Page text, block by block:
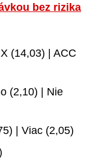
bez rizika
(14,03) | ACC
(2,10) | Nie
| Viac (2,05)